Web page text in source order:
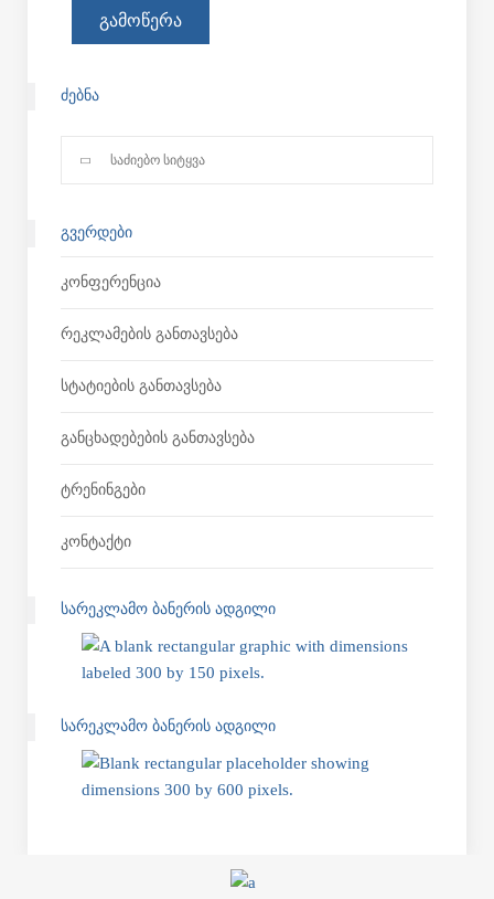
ᲫᲔᲑᲜᲐ
ᲒᲕᲔᲠᲓᲔᲑᲘ
Კონფერენცია
Რეკლამების Განთავსება
Სტატიების Განთავსება
Განცხადებების Განთავსება
Ტრენინგები
Კონტაქტი
ᲡᲐᲠᲔᲙᲚᲐᲛᲝ ᲑᲐᲜᲔᲠᲘᲡ ᲐᲓᲒᲘᲚᲘ
ᲡᲐᲠᲔᲙᲚᲐᲛᲝ ᲑᲐᲜᲔᲠᲘᲡ ᲐᲓᲒᲘᲚᲘ